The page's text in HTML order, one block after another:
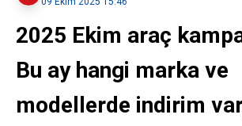
2025 Ekim araç
Bu ay hangi marka ve
modellerde indirim